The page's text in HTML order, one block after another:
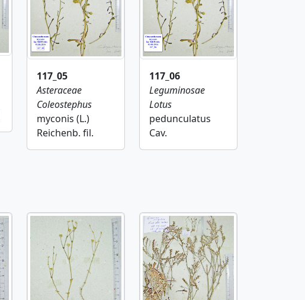
117_05
Asteraceae
Coleostephus
myconis (L.)
Reichenb. fil.
117_06
Leguminosae
Lotus
pedunculatus
Cav.